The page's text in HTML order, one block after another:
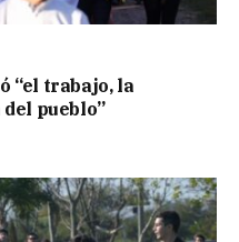
“el trabajo, la
pueblo”